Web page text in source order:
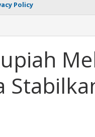
Policy